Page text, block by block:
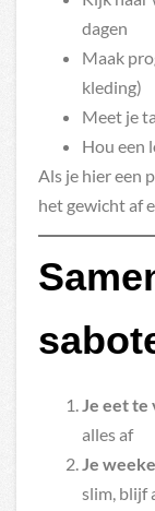
dagen
Maak
kleding)
Meet je
Hou een
Als je hier een
het gewicht af
Je eet te
alles af
Je
slim, blijf